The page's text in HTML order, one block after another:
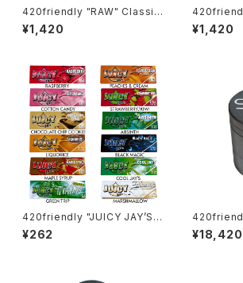
420friendly "RAW" Classic
5 Stage RAWket Pack（ロウ
クラシック 5ステージ ロケットパ
¥1,420
(スクリーン
¥1,420
420friendly "JUICY JAY’S"
フレーバーペーパー（1¼サイズ
／ 32枚入り）
¥262
ン】SLX未
ower Mill
¥18,420